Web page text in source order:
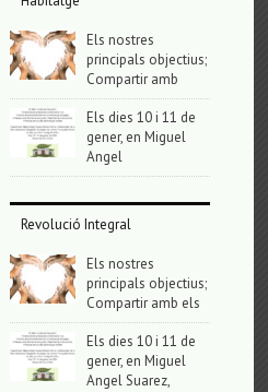
Els nostres
principals objectius;
Compartir amb
Els dies 10 i 11 de
gener, en Miguel
Angel
Revolució Integral
Els nostres
principals objectius;
Compartir amb els
Els dies 10 i 11 de
gener, en Miguel
Angel Suarez,